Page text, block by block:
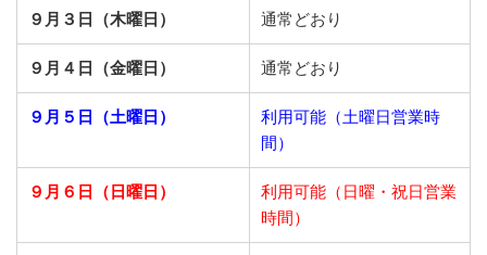
９月３日（木曜日） 通常どおり
９月４日（金曜日） 通常どおり
９月５日（土曜日）
利用可能（土曜日営業時
間）
９月６日（日曜日）
利用可能（日曜・祝日営業
時間）